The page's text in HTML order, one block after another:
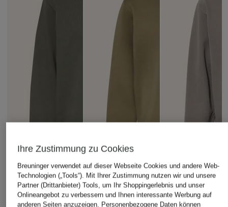
Ihre Zustimmung zu Cookies
Breuninger verwendet auf dieser Webseite Cookies und andere Web-
Technologien („Tools“). Mit Ihrer Zustimmung nutzen wir und unsere
Partner (Drittanbieter) Tools, um Ihr Shoppingerlebnis und unser
Onlineangebot zu verbessern und Ihnen interessante Werbung auf
anderen Seiten anzuzeigen. Personenbezogene Daten können